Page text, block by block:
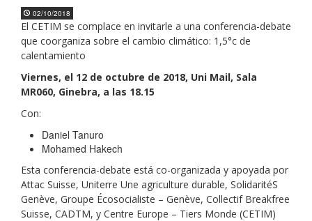
02/10/2018
El CETIM se complace en invitarle a una conferencia-debate
que coorganiza sobre el cambio climático: 1,5°c de
calentamiento
Viernes, el 12 de octubre de 2018, Uni Mail, Sala
MR060, Ginebra, a las 18.15
Con:
Daniel Tanuro
Mohamed Hakech
Esta conferencia-debate está co-organizada y apoyada por
Attac Suisse, Uniterre Une agriculture durable, SolidaritéS
Genève, Groupe Écosocialiste – Genève, Collectif Breakfree
Suisse, CADTM, y Centre Europe – Tiers Monde (CETIM)